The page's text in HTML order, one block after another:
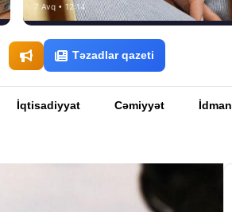
7 Avq • 12:14
Təzadlar qazeti
İqtisadiyyat Cəmiyyət İdman